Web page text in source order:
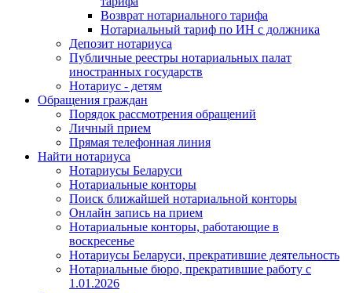
Возврат нотариального тарифа
Нотариальный тариф по ИН с должника
Депозит нотариуса
Публичные реестры нотариальных палат
иностранных государств
Нотариус - детям
Обращения граждан
Порядок рассмотрения обращений
Личный прием
Прямая телефонная линия
Найти нотариуса
Нотариусы Беларуси
Нотариальные конторы
Поиск ближайшей нотариальной конторы
Онлайн запись на прием
Нотариальные конторы, работающие в
воскресенье
Нотариусы Беларуси, прекратившие деятельность
Нотариальные бюро, прекратившие работу с
1.01.2026